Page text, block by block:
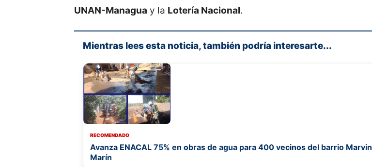
UNAN-Managua y la Lotería Nacional.
Mientras lees esta noticia, también podría interesarte...
RECOMENDADO
Avanza ENACAL 75% en obras de agua para 400 vecinos del barrio Marvin
Marín